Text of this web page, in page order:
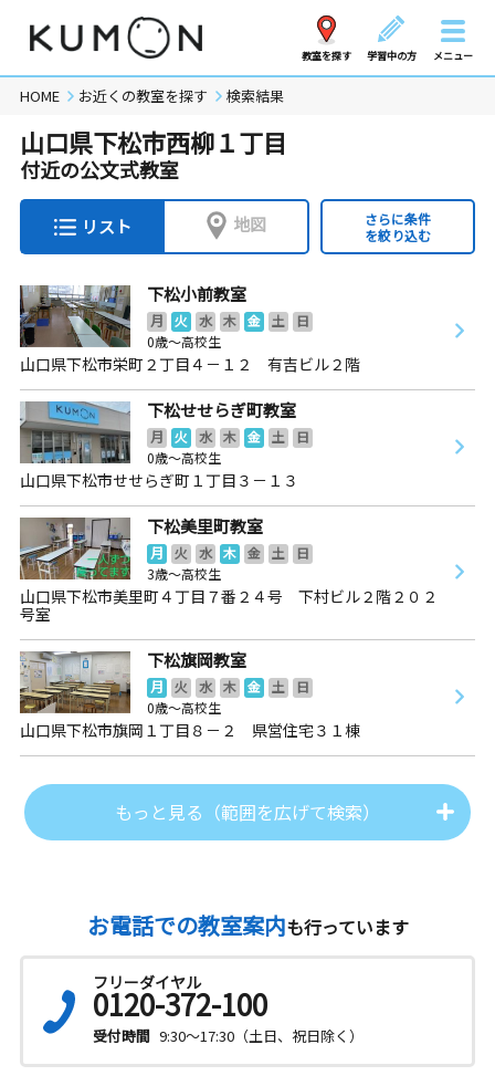
教室を探す 学習中の方 メニュー
HOME お近くの教室を探す 検索結果
山口県下松市西柳１丁目
付近の公文式教室
リスト 地図
さらに条件
を絞り込む
下松小前教室
月 火 水 木 金 土
日
0歳～高校生
山口県下松市栄町２丁目４－１２ 有吉ビル２階
下松せせらぎ町教室
月 火 水 木 金 土
日
0歳～高校生
山口県下松市せせらぎ町１丁目３－１３
下松美里町教室
月 火 水 木 金 土
日
3歳～高校生
山口県下松市美里町４丁目７番２４号 下村ビル２階２０２
号室
下松旗岡教室
月 火 水 木 金 土
日
0歳～高校生
山口県下松市旗岡１丁目８－２ 県営住宅３１棟
もっと見る（範囲を広げて検索）
お電話での教室案内も行っています
フリーダイヤル
0120-372-100
受付時間 9:30～17:30（土日、祝日除く）